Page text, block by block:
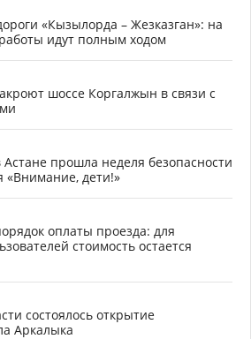
«Кызылорда – Жезказган»: на
идут полным ходом
шоссе Коргалжын в связи с
Астане прошла неделя безопасности
«Внимание, дети!»
оплаты проезда: для
стоимость остается
состоялось открытие
Аркалыка